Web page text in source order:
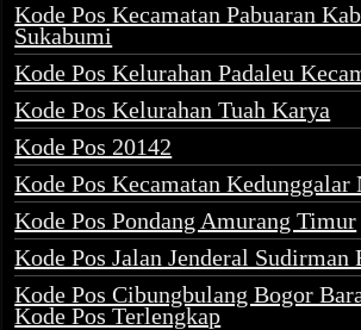
Kode Pos Kecamatan Pabuaran
Sukabumi
Kode Pos Kelurahan Padaleu
Kode Pos Kelurahan Tuah Karya
Kode Pos 20142
Kode Pos Kecamatan Kedunggalar
Kode Pos Pondang Amurang Timur
Kode Pos Jalan Jenderal Sudirman
Kode Pos Cibungbulang Bogor
Kode Pos Terlengkap